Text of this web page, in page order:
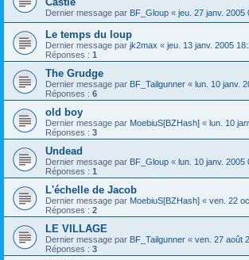
Dernier message par BF_Gloup « jeu. 27 janv. 2005
Le temps du loup
Dernier message par jk2max « jeu. 13 janv. 2005
Réponses : 1
The Grudge
Dernier message par BF_Tailgunner « lun. 10 janv.
Réponses : 6
old boy
Dernier message par MoebiuS[BZHash] « lun. 10
Réponses : 3
Undead
Dernier message par BF_Gloup « lun. 10 janv. 2005
Réponses : 1
L'échelle de Jacob
Dernier message par MoebiuS[BZHash] « ven. 22
Réponses : 2
LE VILLAGE
Dernier message par BF_Tailgunner « ven. 27 août
Réponses : 3